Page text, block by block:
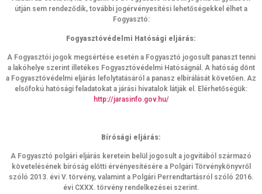
útján sem rendeződik, további jogérvényesítési lehetőségekkel élhet a
Fogyasztó:
Fogyasztóvédelmi Hatósági eljárás:
A Fogyasztói jogok megsértése esetén a Fogyasztó jogosult panaszt tenni
a lakóhelye szerint illetékes Fogyasztóvédelmi Hatóságnál. A hatóság dönt
a Fogyasztóvédelmi eljárás lefolytatásáról a panasz elbírálását követően. Az
elsőfokú hatósági feladatokat a járási hivatalok látják el. Elérhetőségük:
http://jarasinfo.gov.hu/
Bírósági eljárás:
A Fogyasztó polgári eljárás keretein belül jogosult a jogvitából származó
követelésének bíróság előtti érvényesítésére a Polgári Törvénykönyvről
szóló 2013. évi V. törvény, valamint a Polgári Perrendtartásról szóló 2016.
évi CXXX. törvény rendelkezései szerint.